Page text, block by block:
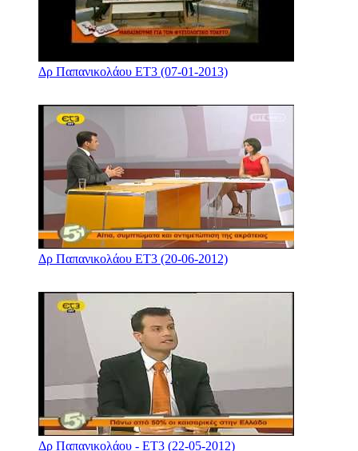
Δρ Παπανικολάου ΕΤ3 (07-01-2013)
Δρ Παπανικολάου ΕΤ3 (20-06-2012)
Δρ Παπανικολάου - ΕΤ3 (22-05-2012)